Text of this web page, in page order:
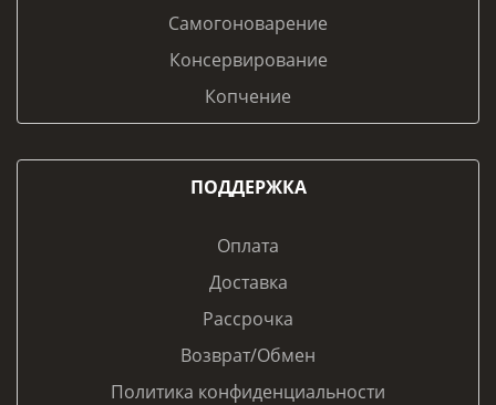
Самогоноварение
Консервирование
Копчение
ПОДДЕРЖКА
Оплата
Доставка
Рассрочка
Возврат/Обмен
Политика конфиденциальности